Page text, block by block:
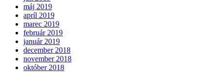
máj 2019
apríl 2019
marec 2019
február 2019
január 2019
december 2018
november 2018
október 2018